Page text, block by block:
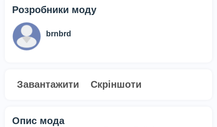
Розробники моду
brnbrd
Завантажити Скріншоти
Опис мода